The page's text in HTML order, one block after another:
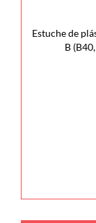
Estuche de
B